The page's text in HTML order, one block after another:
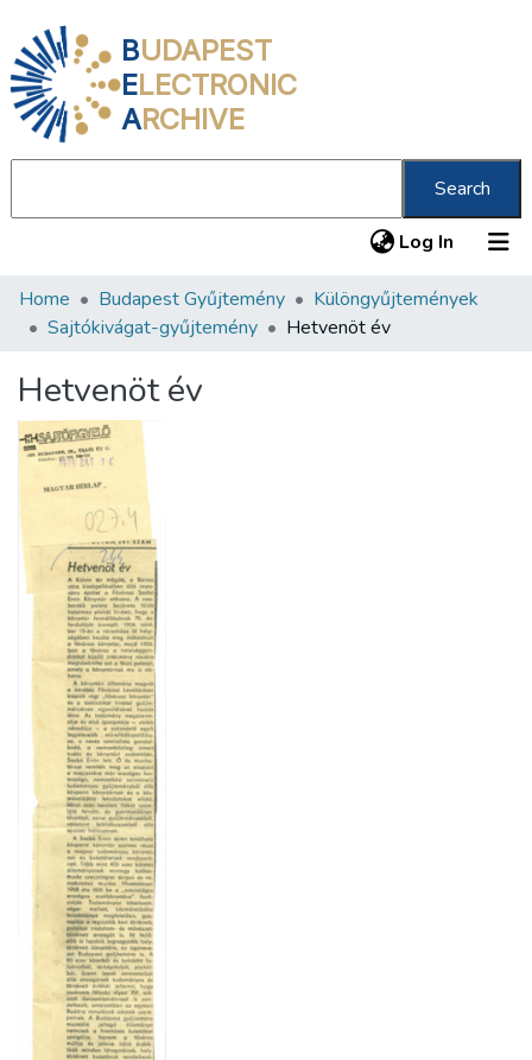
BUDAPEST
ELECTRONIC
ARCHIVE
Search
Log In (current)
Communities & Collections
Statistics
About us
Home Budapest Gyűjtemény
Különgyűjtemények
Sajtókivágat-gyűjtemény
Hetvenöt év
Hetvenöt év